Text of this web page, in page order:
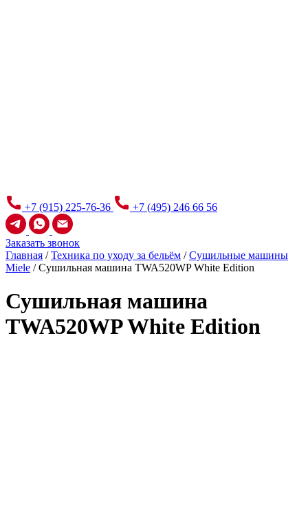
+7 (915) 225-76-36 +7 (495) 246 66 56
Заказать звонок
Главная /Техника по уходу за бельём /Сушильные машины
Miele /Сушильная машина TWA520WP White Edition
Сушильная машина
TWA520WP White Edition